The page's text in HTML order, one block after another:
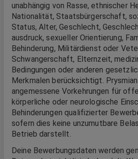
unabhängig von Rasse, ethnischer
Nationalität, Staatsbürgerschaft,
Status, Alter, Geschlecht,
ausdruck, sexueller Orientierung,
Behinderung, Militärdienst oder
Schwangerschaft, Elternzeit,
Bedingungen oder anderen
Merkmalen berücksichtigt.
angemessene Vorkehrungen für
körperliche oder neurologische
Behinderungen qualifizierter
sofern dies keine unzumutbare
Betrieb darstellt.
Deine Bewerbungsdaten werden